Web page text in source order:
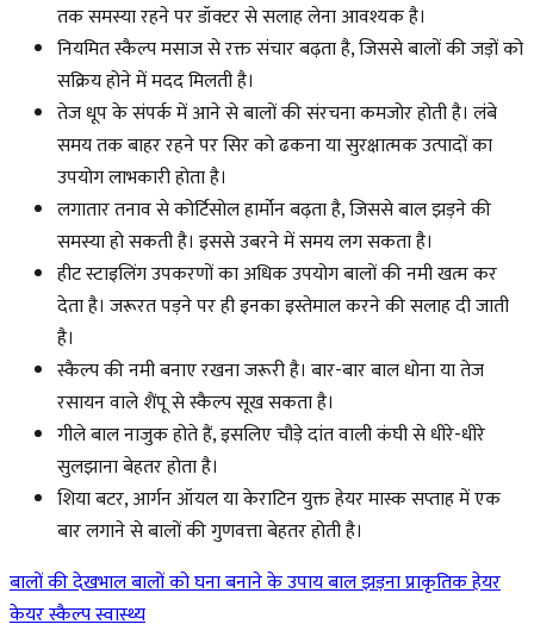
तक समस्या रहने पर डॉक्टर से सलाह लेना आवश्यक है।
नियमित स्कैल्प मसाज से रक्त संचार बढ़ता है, जिससे बालों की जड़ों को
सक्रिय होने में मदद मिलती है।
तेज धूप के संपर्क में आने से बालों की संरचना कमजोर होती है। लंबे
समय तक बाहर रहने पर सिर को ढकना या सुरक्षात्मक उत्पादों का
उपयोग लाभकारी होता है।
लगातार तनाव से कोर्टिसोल हार्मोन बढ़ता है, जिससे बाल झड़ने की
समस्या हो सकती है। इससे उबरने में समय लग सकता है।
हीट स्टाइलिंग उपकरणों का अधिक उपयोग बालों की नमी खत्म कर
देता है। जरूरत पड़ने पर ही इनका इस्तेमाल करने की सलाह दी जाती
है।
स्कैल्प की नमी बनाए रखना जरूरी है। बार-बार बाल धोना या तेज
रसायन वाले शैंपू से स्कैल्प सूख सकता है।
गीले बाल नाजुक होते हैं, इसलिए चौड़े दांत वाली कंघी से धीरे-धीरे
सुलझाना बेहतर होता है।
शिया बटर, आर्गन ऑयल या केराटिन युक्त हेयर मास्क सप्ताह में एक
बार लगाने से बालों की गुणवत्ता बेहतर होती है।
बालों की देखभालबालों को घना बनाने के उपायबाल झड़नाप्राकृतिक हेयर
केयरस्कैल्प स्वास्थ्य